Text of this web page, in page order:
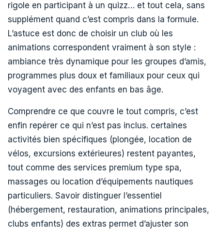
rigole en participant à un quizz… et tout cela, sans
supplément quand c’est compris dans la formule.
L’astuce est donc de choisir un club où les
animations correspondent vraiment à son style :
ambiance très dynamique pour les groupes d’amis,
programmes plus doux et familiaux pour ceux qui
voyagent avec des enfants en bas âge.
Comprendre ce que couvre le tout compris, c’est
enfin repérer ce qui n’est pas inclus. certaines
activités bien spécifiques (plongée, location de
vélos, excursions extérieures) restent payantes,
tout comme des services premium type spa,
massages ou location d’équipements nautiques
particuliers. Savoir distinguer l’essentiel
(hébergement, restauration, animations principales,
clubs enfants) des extras permet d’ajuster son